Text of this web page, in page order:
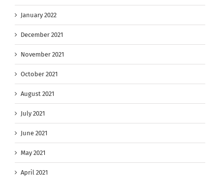
January 2022
December 2021
November 2021
October 2021
August 2021
July 2021
June 2021
May 2021
April 2021